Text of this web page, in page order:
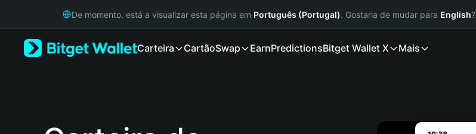
Русский
De momento, está a visualizar esta página em Português (Portugal). Gostaria de mudar para English?
Carteira CartãoSwap EarnPredictionsBitget Wallet X Mais